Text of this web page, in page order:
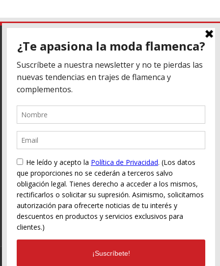
Contacta
Guía Cultural de Flamenco de Córdoba
info@cordobaflamenca.com